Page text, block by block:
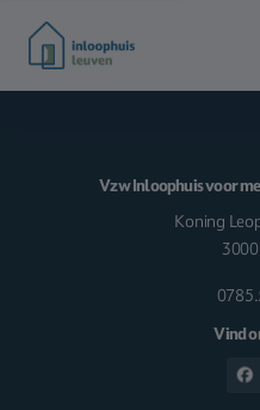
Vzw Inloophuis voor
Koning
Vind